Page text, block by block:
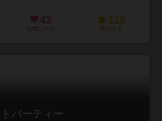
43
お気に入り
118
持ってる
パーティー